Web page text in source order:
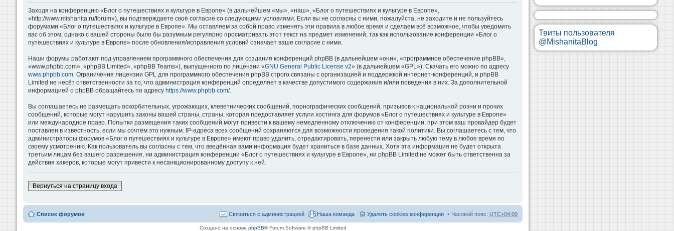
Заходя на конференцию «Блог о путешествиях и культуре в Европе» (в дальнейшем «мы», «наш», «Блог о путешествиях и культуре в Европе»,
«http://www.mishanita.ru/forum»), вы подтверждаете своё согласие со следующими условиями. Если вы не согласны с ними, пожалуйста, не заходите и не пользуйтесь
форумами «Блог о путешествиях и культуре в Европе». Мы оставляем за собой право изменять эти правила в любое время и сделаем всё возможное, чтобы уведомить
вас об этом, однако с вашей стороны было бы разумным регулярно просматривать этот текст на предмет изменений, так как использование конференции «Блог о
путешествиях и культуре в Европе» после обновления/исправления условий означает ваше согласие с ними.
Наши форумы работают под управлением программного обеспечения для создания конференций phpBB (в дальнейшем «они», «программное обеспечение phpBB»,
«www.phpbb.com», «phpBB Limited», «phpBB Teams»), выпущенного по лицензии «GNU General Public License v2» (в дальнейшем «GPL»). Скачать его можно по адресу
www.phpbb.com . Ограничения лицензии GPL для программного обеспечения phpBB строго связаны с организацией и поддержкой интернет-конференций, и phpBB
Limited не несёт ответственности за то, что администрация конференций определяет в качестве допустимого содержания и/или поведения в них. За дополнительной
информацией о phpBB обращайтесь по адресу https://www.phpbb.com/.
Вы соглашаетесь не размещать оскорбительных, угрожающих, клеветнических сообщений, порнографических сообщений, призывов к национальной розни и прочих
сообщений, которые могут нарушить законы вашей страны, страны, которая предоставляет услуги хостинга для форумов «Блог о путешествиях и культуре в Европе»
или международное право. Попытки размещения таких сообщений могут привести к вашему немедленному отключению от конференции, при этом ваш провайдер будет
поставлен в известность, если мы сочтём это нужным. IP-адреса всех сообщений сохраняются для возможности проведения такой политики. Вы соглашаетесь с тем, что
администраторы форумов «Блог о путешествиях и культуре в Европе» имеют право удалить, отредактировать, перенести или закрыть любую тему в любое время по
своему усмотрению. Как пользователь вы согласны с тем, что введённая вами информация будет храниться в базе данных. Хотя эта информация не будет открыта
третьим лицам без вашего разрешения, ни администрация конференции «Блог о путешествиях и культуре в Европе», ни phpBB Limited не может быть ответственна за
действия хакеров, которые могут привести к несанкционированному доступу к ней.
Вернуться на страницу входа
Список форумов Часовой пояс: UTC+04:00
Удалить cookies конференции
Наша команда
Связаться с администрацией
Создано на основе phpBB® Forum Software © phpBB Limited
Твиты пользователя
@MishanitaBlog